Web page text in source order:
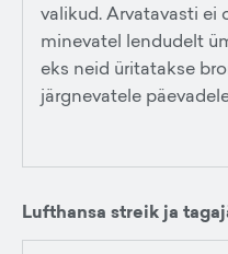
valikud. Arvatavasti ei
minevatel lendudelt
eks neid üritatakse
järgnevatele
Lufthansa streik ja